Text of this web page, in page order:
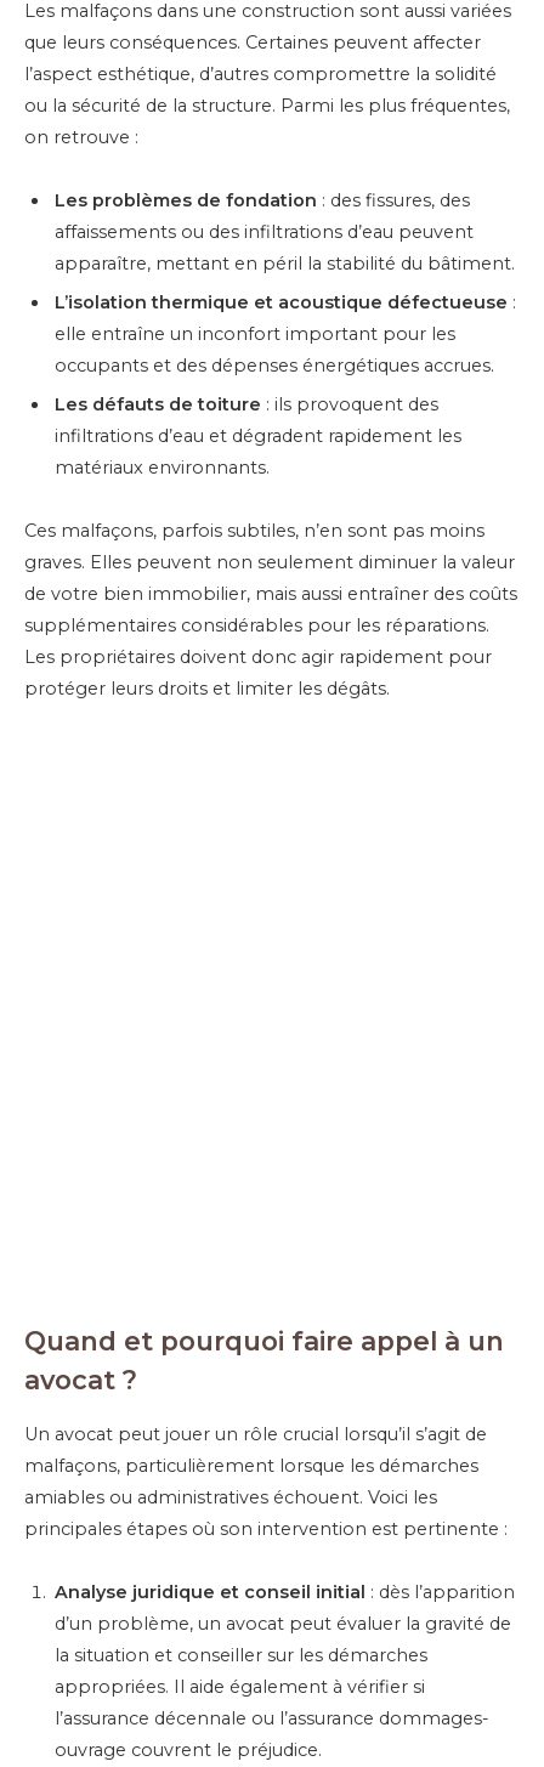
Les malfaçons dans une construction sont aussi variées
que leurs conséquences. Certaines peuvent affecter
l’aspect esthétique, d’autres compromettre la solidité
ou la sécurité de la structure. Parmi les plus fréquentes,
on retrouve :
Les problèmes de fondation : des fissures, des
affaissements ou des infiltrations d’eau peuvent
apparaître, mettant en péril la stabilité du bâtiment.
L’isolation thermique et acoustique défectueuse :
elle entraîne un inconfort important pour les
occupants et des dépenses énergétiques accrues.
Les défauts de toiture : ils provoquent des
infiltrations d’eau et dégradent rapidement les
matériaux environnants.
Ces malfaçons, parfois subtiles, n’en sont pas moins
graves. Elles peuvent non seulement diminuer la valeur
de votre bien immobilier, mais aussi entraîner des coûts
supplémentaires considérables pour les réparations.
Les propriétaires doivent donc agir rapidement pour
protéger leurs droits et limiter les dégâts.
Quand et pourquoi faire appel à un
avocat ?
Un avocat peut jouer un rôle crucial lorsqu’il s’agit de
malfaçons, particulièrement lorsque les démarches
amiables ou administratives échouent. Voici les
principales étapes où son intervention est pertinente :
Analyse juridique et conseil initial : dès l’apparition
d’un problème, un avocat peut évaluer la gravité de
la situation et conseiller sur les démarches
appropriées. Il aide également à vérifier si
l’assurance décennale ou l’assurance dommages-
ouvrage couvrent le préjudice.